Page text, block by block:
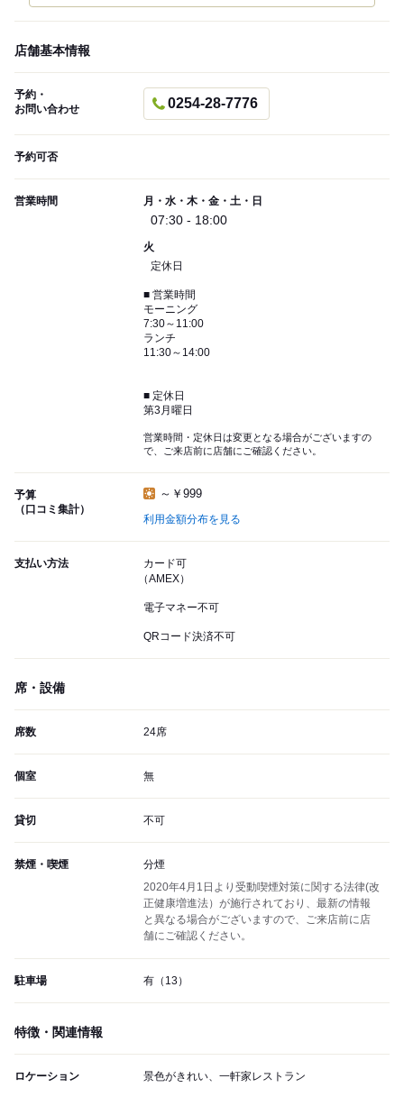
店舗基本情報
予約・
お問い合わせ
0254-28-7776
予約可否
営業時間 月・水・木・金・土・日
07:30 - 18:00
火
定休日
■ 営業時間
モーニング
7:30～11:00
ランチ
11:30～14:00
■ 定休日
第3月曜日
営業時間・定休日は変更となる場合がございますの
で、ご来店前に店舗にご確認ください。
予算
（口コミ集計）
～￥999
利用金額分布を見る
支払い方法
カード可
（AMEX）
電子マネー不可
QRコード決済不可
席・設備
席数 24席
個室 無
貸切 不可
禁煙・喫煙
分煙
2020年4月1日より受動喫煙対策に関する法律(改
正健康増進法）が施行されており、最新の情報
と異なる場合がございますので、ご来店前に店
舗にご確認ください。
駐車場 有（13）
特徴・関連情報
ロケーション 景色がきれい、一軒家レストラン